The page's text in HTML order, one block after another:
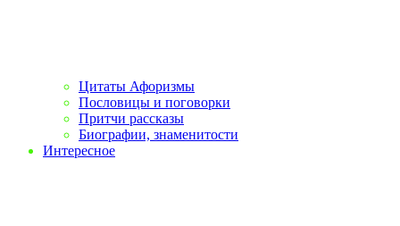
Цитаты Афоризмы
Пословицы и поговорки
Притчи рассказы
Биографии, знаменитости
Интересное